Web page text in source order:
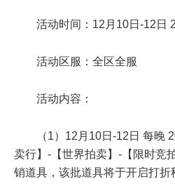
活动时间：12月10日-12日
活动区服：全区全服
活动内容：
（1）12月10日-12日 每晚
卖行】-【世界拍卖】-【限时竞
销道具，该批道具将于开启打